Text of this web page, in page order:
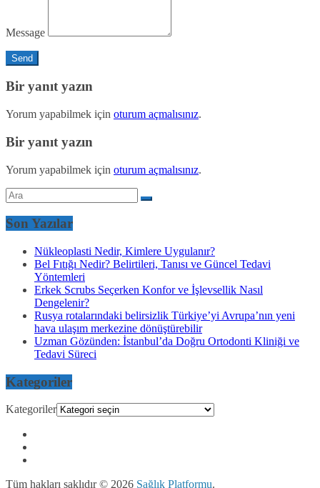
Message
Bir yanıt yazın
Yorum yapabilmek için oturum açmalısınız.
Bir yanıt yazın
Yorum yapabilmek için oturum açmalısınız.
Son Yazılar
Nükleoplasti Nedir, Kimlere Uygulanır?
Bel Fıtığı Nedir? Belirtileri, Tanısı ve Güncel Tedavi
Yöntemleri
Erkek Scrubs Seçerken Konfor ve İşlevsellik Nasıl
Dengelenir?
Rusya rotalarındaki belirsizlik Türkiye’yi Avrupa’nın yeni
hava ulaşım merkezine dönüştürebilir
Uzman Gözünden: İstanbul’da Doğru Ortodonti Kliniği ve
Tedavi Süreci
Kategoriler
Kategoriler
Tüm hakları saklıdır © 2026 Sağlık Platformu.